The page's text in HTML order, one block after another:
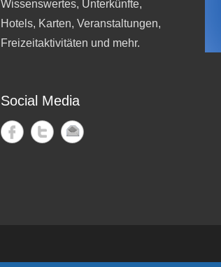
Wissenswertes, Unterkünfte,
Hotels, Karten, Veranstaltungen,
Freizeitaktivitäten und mehr.
Social Media